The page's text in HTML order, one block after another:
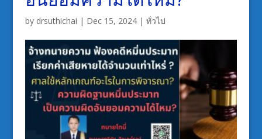
by drsuthichai | Dec 15, 2024| ทั่วไป